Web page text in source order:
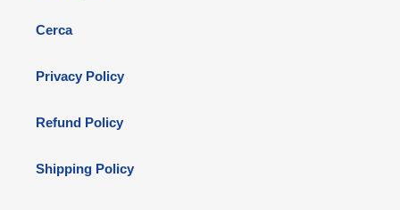
Cerca
Privacy Policy
Refund Policy
Shipping Policy